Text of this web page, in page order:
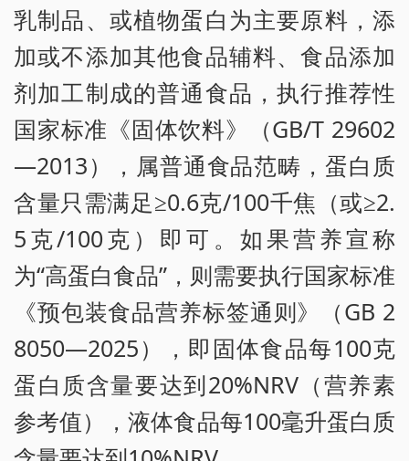
乳制品、或植物蛋白为主要原料，添
加或不添加其他食品辅料、食品添加
剂加工制成的普通食品，执行推荐性
国家标准《固体饮料》（GB/T 29602
—2013），属普通食品范畴，蛋白质
含量只需满足≥0.6克/100千焦（或≥2.
5克/100克）即可。如果营养宣称
为“高蛋白食品”，则需要执行国家标准
《预包装食品营养标签通则》（GB 2
8050—2025），即固体食品每100克
蛋白质含量要达到20%NRV（营养素
参考值），液体食品每100毫升蛋白质